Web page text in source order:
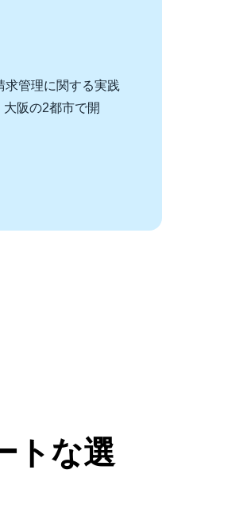
求管理に関する実践
阪の2都市で開
トな選